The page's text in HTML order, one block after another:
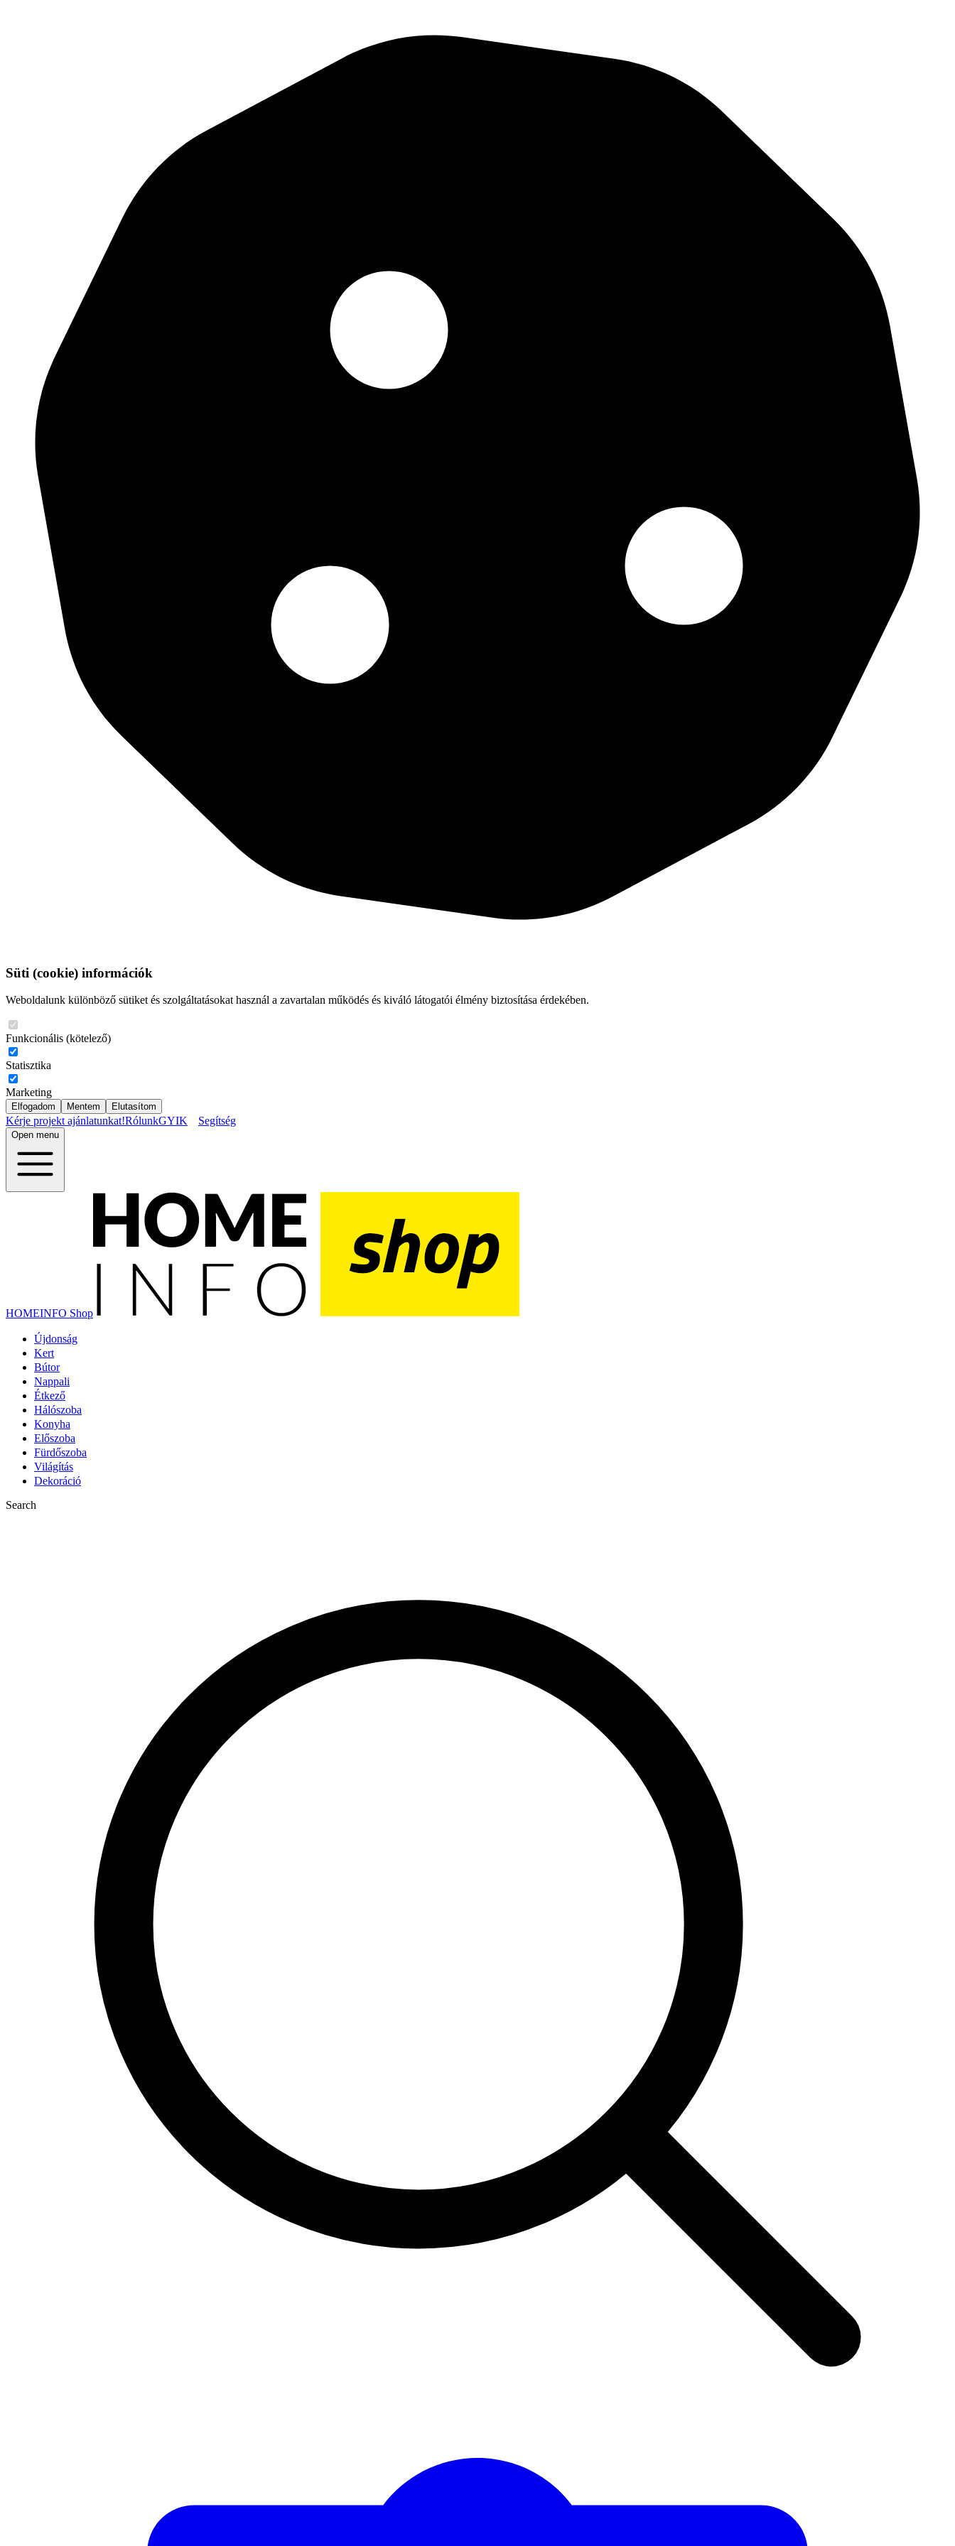
Süti (cookie) információk
Weboldalunk különböző sütiket és szolgáltatásokat használ a zavartalan működés és kiváló látogatói élmény biztosítása érdekében.
Funkcionális (kötelező)
Statisztika
Marketing
Elfogadom Mentem Elutasítom
Kérje projekt ajánlatunkat!RólunkGYIK Segítség
Open menu
HOMEINFO Shop
Újdonság
Kert
Bútor
Nappali
Étkező
Hálószoba
Konyha
Előszoba
Fürdőszoba
Világítás
Dekoráció
Search